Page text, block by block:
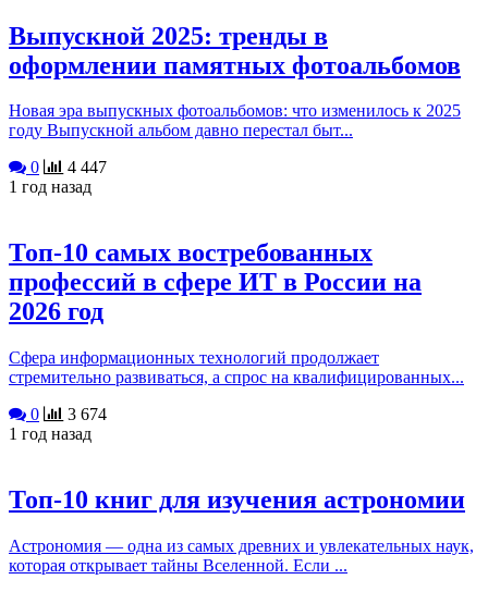
Выпускной 2025: тренды в
оформлении памятных фотоальбомов
Новая эра выпускных фотоальбомов: что изменилось к 2025
году Выпускной альбом давно перестал быт...
0
4 447
1 год назад
Топ-10 самых востребованных
профессий в сфере ИТ в России на
2026 год
Сфера информационных технологий продолжает
стремительно развиваться, а спрос на квалифицированных...
0
3 674
1 год назад
Топ-10 книг для изучения астрономии
Астрономия — одна из самых древних и увлекательных наук,
которая открывает тайны Вселенной. Если ...